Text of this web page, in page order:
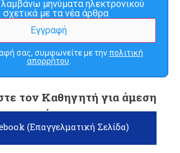
μηνύματα ηλεκτρονικού
σχετικά με τα νέα άρθρα
σας, συμφωνείτε με τηνπολιτική
απορρήτου
τον Καθηγητή για άμεση
ενημέρωση:
(Επαγγελματική Σελίδα)